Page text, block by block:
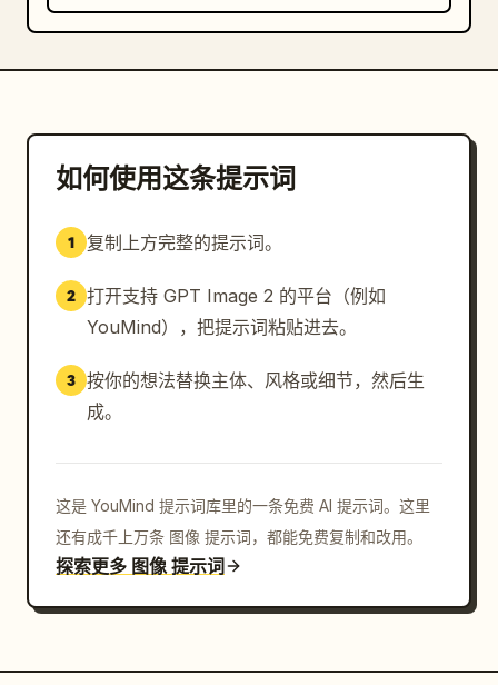
版，强烈的运动感，病毒式体育社交媒体美学。
约束：使用 8 个带编号的面板加上单个大型英雄肖像面
板。保持所有文字清晰、大写并融入设计中。不要添加额外
的项目编号、额外的球队、水印、应用 UI 或不相关的标
志。保持竖版社交媒体海报格式和戏剧性的世界杯最后一分
如何使用这条提示词
1 复制上方完整的提示词。
2 打开支持 GPT Image 2 的平台（例如
YouMind），把提示词粘贴进去。
3 按你的想法替换主体、风格或细节，然后生
成。
这是 YouMind 提示词库里的一条免费 AI 提示词。这里
还有成千上万条 图像 提示词，都能免费复制和改用。
探索更多 图像 提示词